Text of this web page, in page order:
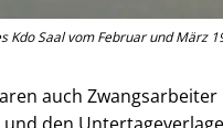
Kdo Saal vom Februar und März
auch